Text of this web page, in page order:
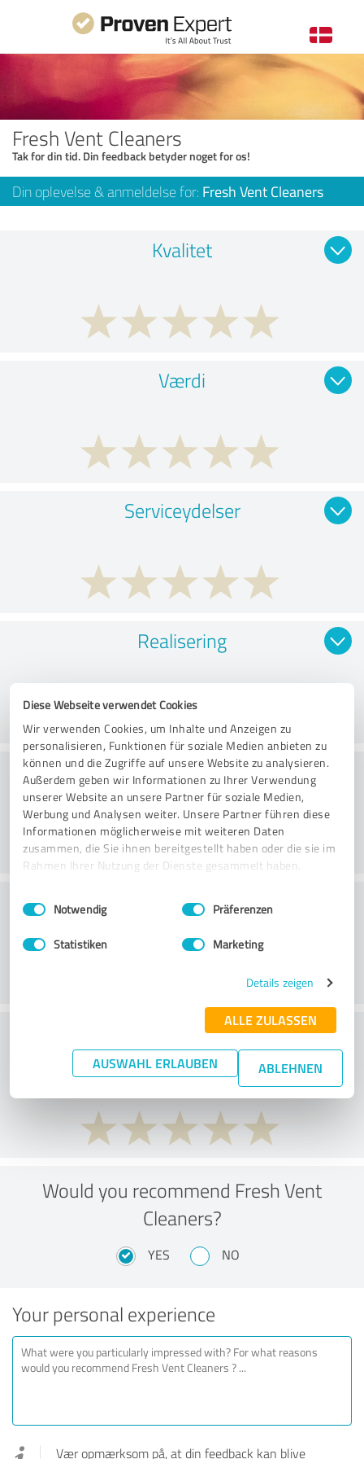
Diese Webseite verwendet Cookies
Wir verwenden Cookies, um Inhalte und Anzeigen zu
personalisieren, Funktionen für soziale Medien anbieten zu
können und die Zugriffe auf unsere Website zu analysieren.
Außerdem geben wir Informationen zu Ihrer Verwendung
unserer Website an unsere Partner für soziale Medien,
Werbung und Analysen weiter. Unsere Partner führen diese
Informationen möglicherweise mit weiteren Daten
zusammen, die Sie ihnen bereitgestellt haben oder die sie im
Rahmen Ihrer Nutzung der Dienste gesammelt haben.
Impressum Datenschutzbestimmungen
Einwilligungsauswahl
Notwendig Präferenzen
Statistiken Marketing
Details zeigen
ALLE ZULASSEN
AUSWAHL ERLAUBEN ABLEHNEN
Fresh Vent Cleaners
Tak for din tid. Din feedback betyder noget for os!
Din oplevelse & anmeldelse for: Fresh Vent Cleaners
Kvalitet
Værdi
Serviceydelser
Realisering
Rådgivning
Kundeservice
What do you think of the price to
performance ratio?
Would you recommend Fresh Vent
Cleaners?
YES NO
Your personal experience
Vær opmærksom på, at din feedback kan blive